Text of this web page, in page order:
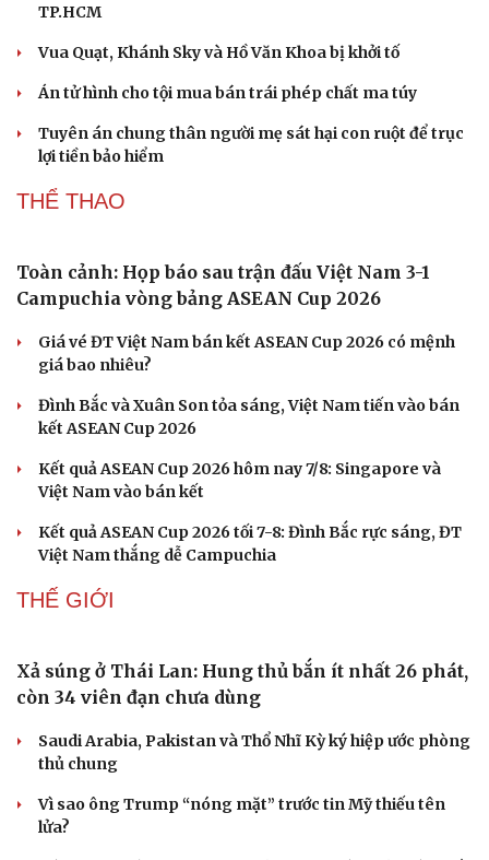
Giá vàng hôm nay 7/8: Vàng trong nước có giá 139,2-
PHÁP LUẬT
Bổ sung thẩm quyền xử phạt vi phạm hành chính
Vua Quạt, Khánh Sky và Hồ Văn Khoa bị khởi tố
Tuyên án chung thân người mẹ sát hại con ruột để trục
lợi tiền bảo hiểm
THỂ THAO
Toàn cảnh: Họp báo sau trận đấu Việt Nam 3-1
Campuchia vòng bảng ASEAN Cup 2026
giá bao nhiêu?
kết ASEAN Cup 2026
Kết quả ASEAN Cup 2026 hôm nay 7/8: Singapore và
Kết quả ASEAN Cup 2026 tối 7-8: Đình Bắc rực sáng, ĐT
THẾ GIỚI